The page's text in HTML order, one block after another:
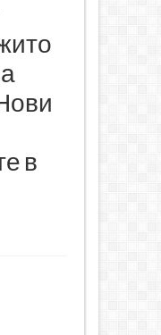
в